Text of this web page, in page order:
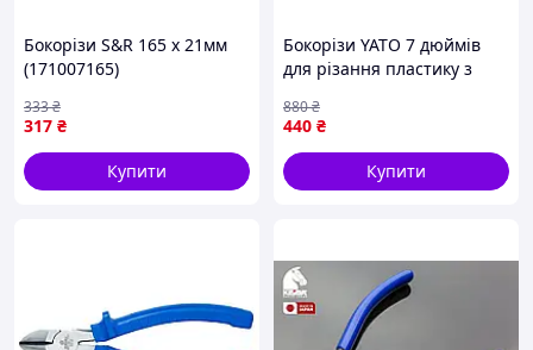
Бокорізи S&R 165 x 21мм
(171007165)
317 ₴
333₴
Купити
Бокорізи YATO 7 дюймів
для різання пластику з
максимальним діаметром
5 мм
440 ₴
880₴
Купити